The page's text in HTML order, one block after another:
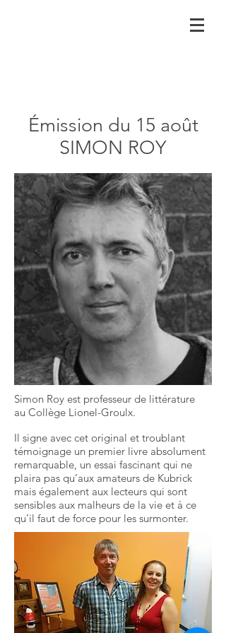
Émission du 15 août
SIMON ROY
Simon Roy est professeur de littérature
au Collège Lionel-Groulx.
Il signe avec cet original et troublant
témoignage un premier livre absolument
remarquable, un essai fascinant qui ne
plaira pas qu’aux amateurs de Kubrick
mais également aux lecteurs qui sont
sensibles aux malheurs de la vie et à ce
qu’il faut de force pour les surmonter.